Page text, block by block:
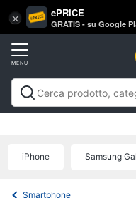
× ePRICE
GRATIS - su Google
Accedi
Registrati
Offerte
Vai
al
Telefonia
Smartphone
Samsung
iPhone Samsung
Smartphone